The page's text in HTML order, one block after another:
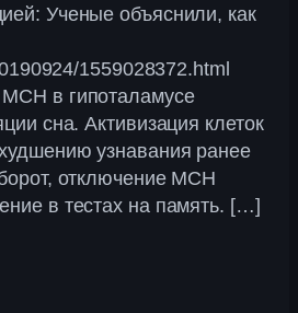
Ученые объяснили, как
1559028372.html
в гипоталамусе
сна. Активизация клеток
узнавания ранее
отключение MCH
в тестах на память. […]